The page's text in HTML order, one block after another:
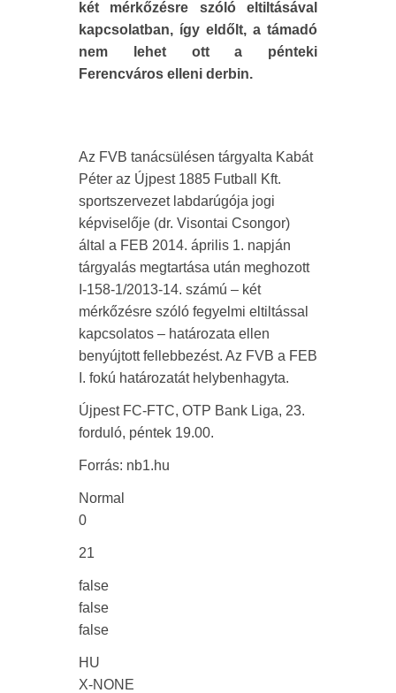
két mérkőzésre szóló eltiltásával
kapcsolatban, így eldőlt, a támadó
nem lehet ott a pénteki
Ferencváros elleni derbin.
Az FVB tanácsülésen tárgyalta Kabát
Péter az Újpest 1885 Futball Kft.
sportszervezet labdarúgója jogi
képviselője (dr. Visontai Csongor)
által a FEB 2014. április 1. napján
tárgyalás megtartása után meghozott
I-158-1/2013-14. számú – két
mérkőzésre szóló fegyelmi eltiltással
kapcsolatos – határozata ellen
benyújtott fellebbezést. Az FVB a FEB
I. fokú határozatát helybenhagyta.
Újpest FC-FTC, OTP Bank Liga, 23.
forduló, péntek 19.00.
Forrás: nb1.hu
Normal
0
21
false
false
false
HU
X-NONE